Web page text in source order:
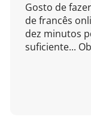
Gosto de
de francês
dez minutos
suficiente...